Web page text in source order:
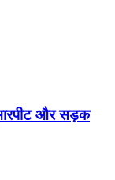
मारपीट और सड़क